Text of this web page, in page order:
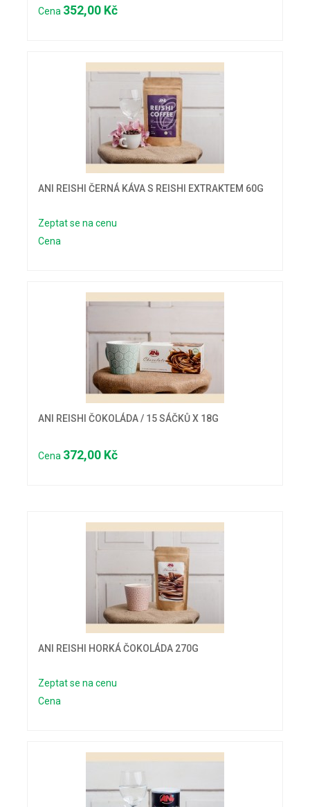
Cena 352,00 Kč
ANI REISHI ČERNÁ KÁVA S REISHI EXTRAKTEM 60G
Zeptat se na cenu
Cena
ANI REISHI ČOKOLÁDA / 15 SÁČKŮ X 18G
Cena 372,00 Kč
ANI REISHI HORKÁ ČOKOLÁDA 270G
Zeptat se na cenu
Cena